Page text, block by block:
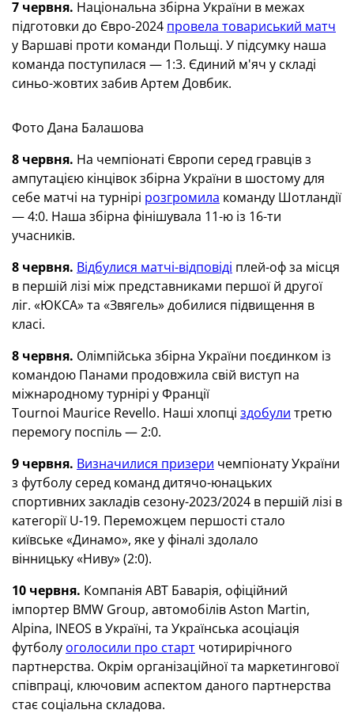
7 червня. Національна збірна України в межах
підготовки до Євро-2024 провела товариський матч
у Варшаві проти команди Польщі. У підсумку наша
команда поступилася — 1:3. Єдиний м'яч у складі
синьо-жовтих забив Артем Довбик.
Фото Дана Балашова
8 червня. На чемпіонаті Європи серед гравців з
ампутацією кінцівок збірна України в шостому для
себе матчі на турнірі розгромила команду Шотландії
— 4:0. Наша збірна фінішувала 11-ю із 16-ти
учасників.
8 червня. Відбулися матчі-відповіді плей-оф за місця
в першій лізі між представниками першої й другої
ліг. «ЮКСА» та «Звягель» добилися підвищення в
класі.
8 червня. Олімпійська збірна України поєдинком із
командою Панами продовжила свій виступ на
міжнародному турнірі у Франції
Tournoi Maurice Revello. Наші хлопці здобули третю
перемогу поспіль — 2:0.
9 червня. Визначилися призери чемпіонату України
з футболу серед команд дитячо-юнацьких
спортивних закладів сезону-2023/2024 в першій лізі в
категорії U-19. Переможцем першості стало
київське «Динамо», яке у фіналі здолало
вінницьку «Ниву» (2:0).
10 червня. Компанія АВТ Баварія, офіційний
імпортер BMW Group, автомобілів Aston Martin,
Alpina, INEOS в Україні, та Українська асоціація
футболу оголосили про старт чотирирічного
партнерства. Окрім організаційної та маркетингової
співпраці, ключовим аспектом даного партнерства
стає соціальна складова.